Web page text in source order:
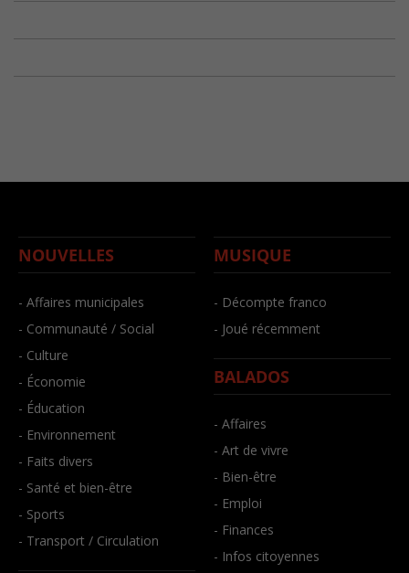
NOUVELLES
- Affaires municipales
- Communauté / Social
- Culture
- Économie
- Éducation
- Environnement
- Faits divers
- Santé et bien-être
- Sports
- Transport / Circulation
MUSIQUE
- Décompte franco
- Joué récemment
BALADOS
- Affaires
- Art de vivre
- Bien-être
- Emploi
- Finances
- Infos citoyennes